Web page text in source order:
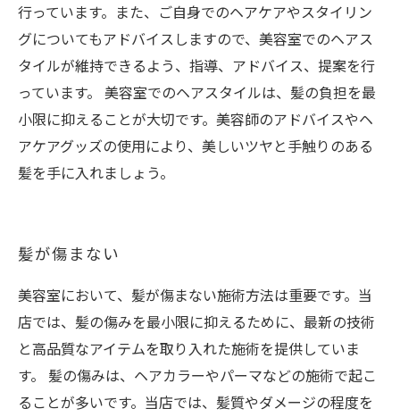
行っています。また、ご自身でのヘアケアやスタイリン
グについてもアドバイスしますので、美容室でのヘアス
タイルが維持できるよう、指導、アドバイス、提案を行
っています。 美容室でのヘアスタイルは、髪の負担を最
小限に抑えることが大切です。美容師のアドバイスやヘ
アケアグッズの使用により、美しいツヤと手触りのある
髪を手に入れましょう。
髪が傷まない
美容室において、髪が傷まない施術方法は重要です。当
店では、髪の傷みを最小限に抑えるために、最新の技術
と高品質なアイテムを取り入れた施術を提供していま
す。 髪の傷みは、ヘアカラーやパーマなどの施術で起こ
ることが多いです。当店では、髪質やダメージの程度を